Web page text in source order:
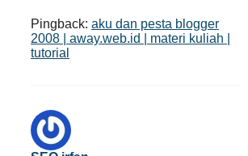
Pingback: aku dan pesta blogger
2008 | away.web.id | materi kuliah |
tutorial